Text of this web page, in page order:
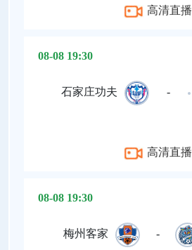
高清直播
08-08 19:30
石家庄功夫 -
高清直播
08-08 19:30
梅州客家 -